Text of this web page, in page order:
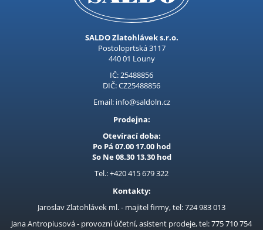
SALDO Zlatohlávek s.r.o.
Postoloprtská 3117
440 01 Louny
IČ: 25488856
DIČ: CZ25488856
Email: info@saldoln.cz
Prodejna:
Otevírací doba:
Po Pá 07.00 17.00 hod
So Ne 08.30 13.30 hod
Tel.: +420 415 679 322
Kontakty:
Jaroslav Zlatohlávek ml. - majitel firmy, tel: 724 983 013
Jana Antropiusová - provozní účetní, asistent prodeje, tel: 775 710 754